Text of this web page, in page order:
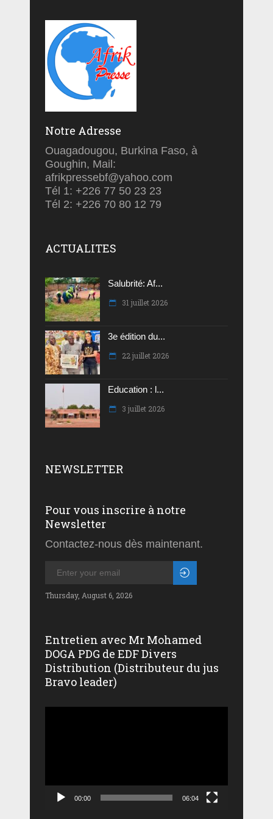
Notre Adresse
Ouagadougou, Burkina Faso, à
Goughin, Mail:
afrikpressebf@yahoo.com
Tél 1: +226 77 50 23 23
Tél 2: +226 70 80 12 79
ACTUALITES
Salubrité: Af...
31 juillet 2026
3e édition du...
22 juillet 2026
Education : l...
3 juillet 2026
NEWSLETTER
Pour vous inscrire à notre
Newsletter
Contactez-nous dès maintenant.
Thursday, August 6, 2026
Entretien avec Mr Mohamed
DOGA PDG de EDF Divers
Distribution (Distributeur du jus
Bravo leader)
00:00 06:04